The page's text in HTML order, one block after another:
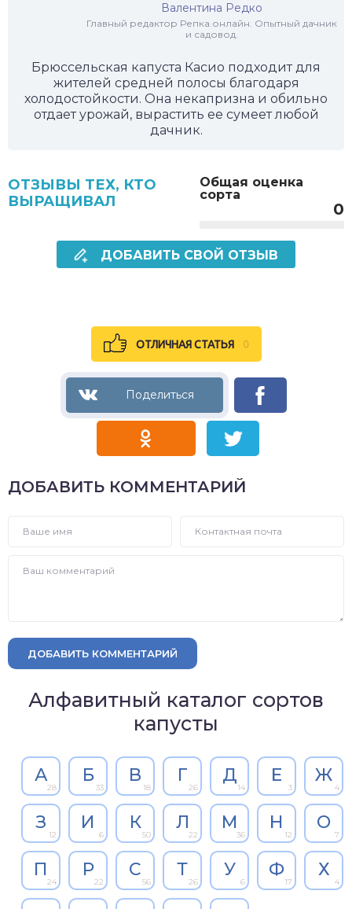
Валентина Редко
Главный редактор Репка.онлайн. Опытный дачник
и садовод.
Брюссельская капуста Касио подходит для
жителей средней полосы благодаря
холодостойкости. Она некапризна и обильно
отдает урожай, вырастить ее сумеет любой
дачник.
Общая оценка
сорта
0
ОТЗЫВЫ ТЕХ, КТО
ВЫРАЩИВАЛ
ДОБАВИТЬ СВОЙ ОТЗЫВ
ОТЛИЧНАЯ СТАТЬЯ 0
ДОБАВИТЬ КОММЕНТАРИЙ
ДОБАВИТЬ КОММЕНТАРИЙ
Алфавитный каталог сортов
капусты
А
28
Б
33
В
18
Г
26
Д
14
Е
3
Ж
4
З
12
И
6
К
50
Л
22
М
36
Н
12
О
7
П
24
Р
22
С
56
Т
26
У
6
Ф
17
Х
4